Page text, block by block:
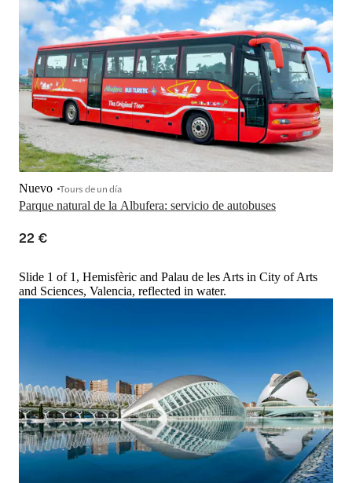
Parque natural de la Albufera: servicio de autobuses
Nuevo Tours de un día
22 €
Slide 1 of 1, Hemisfèric and Palau de les Arts in City of Arts
and Sciences, Valencia, reflected in water.